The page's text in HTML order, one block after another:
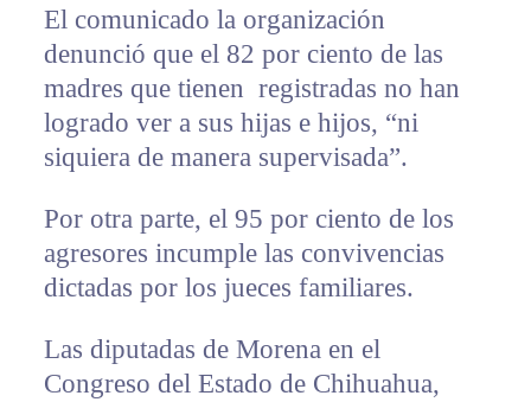
El comunicado la organización
denunció que el 82 por ciento de las
madres que tienen registradas no han
logrado ver a sus hijas e hijos, “ni
siquiera de manera supervisada”.
Por otra parte, el 95 por ciento de los
agresores incumple las convivencias
dictadas por los jueces familiares.
Las diputadas de Morena en el
Congreso del Estado de Chihuahua,